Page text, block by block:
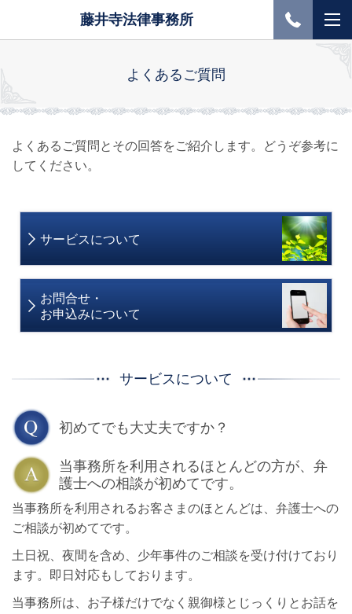
藤井寺法律事務所
よくあるご質問
よくあるご質問とその回答をご紹介します。どうぞ参考に
してください。
サービスについて
お問合せ・
お申込みについて
サービスについて
初めてでも大丈夫ですか？
当事務所を利用されるほとんどの方が、弁
護士への相談が初めてです。
当事務所を利用されるお客さまのほとんどは、弁護士への
ご相談が初めてです。
土日祝、夜間を含め、少年事件のご相談を受け付けており
ます。即日対応もしております。
当事務所は、お子様だけでなく親御様とじっくりとお話を